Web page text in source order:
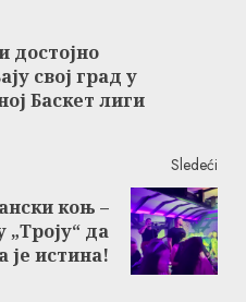
достојно
свој град у
Баскет лиги
Sledeći
коњ –
да
је истина!